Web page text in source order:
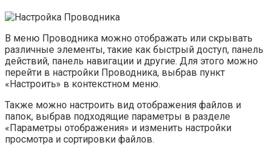
В меню Проводника можно отображать или скрывать
различные элементы, такие как быстрый доступ, панель
действий, панель навигации и другие. Для этого можно
перейти в настройки Проводника, выбрав пункт
«Настроить» в контекстном меню.
Также можно настроить вид отображения файлов и
папок, выбрав подходящие параметры в разделе
«Параметры отображения» и изменить настройки
просмотра и сортировки файлов.